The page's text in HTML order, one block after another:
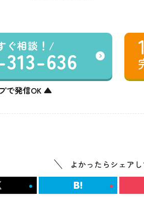
ぐ相談！
313-636
で発信OK ▲
よかったらシェアし